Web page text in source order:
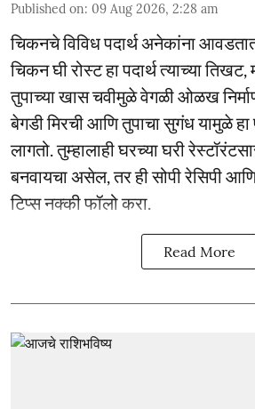
Published on: 09 Aug 2026, 2:28 am
चिकनचे विविध पदार्थ अनेकांना
चिकन घी रोस्ट हा पदार्थ त्याच्या
तुपाच्या खास चवीमुळे वेगळी ओळख
बेगडी मिरची आणि तुपाचा सुगंध यामुळे हा
लागतो. तुम्हालाही घरच्या घरी
बनवायचा असेल, तर ही सोपी रेसिपी आणि
टिप्स नक्की फॉलो करा.
Read More